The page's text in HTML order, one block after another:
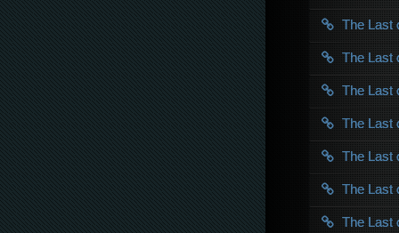
The
The
The
The
The
The
The